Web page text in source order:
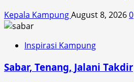
Kepala KampungAugust 8, 20260
Inspirasi Kampung
Sabar, Tenang, Jalani Takdir